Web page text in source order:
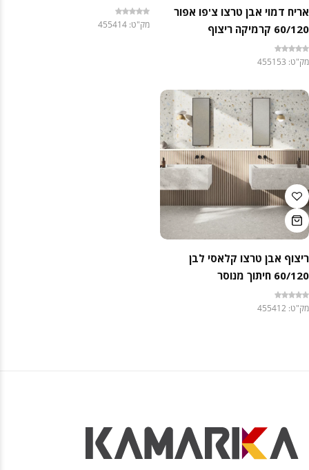
אריח דמוי אבן טרצו צ'פו אפור
60/120 קרמיקה ריצוף
מק"ט: 455153
מק"ט: 455414
ריצוף אבן טרצו קלאסי לבן
60/120 חיתוך מנוסר
מק"ט: 455412